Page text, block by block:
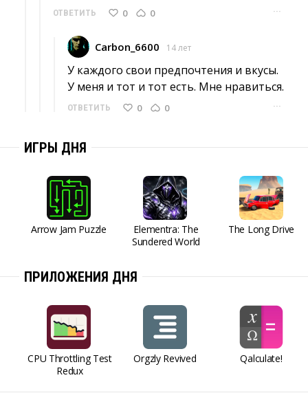
ОТВЕТИТЬ 0 0 ···
Carbon_6600 14 лет
У каждого свои предпочтения и вкусы.
У меня и тот и тот есть. Мне нравиться.
ОТВЕТИТЬ 0 0 ···
ИГРЫ ДНЯ
Arrow Jam Puzzle
Elementra: The
Sundered World
The Long Drive
ПРИЛОЖЕНИЯ ДНЯ
CPU Throttling Test
Redux
Orgzly Revived Qalculate!